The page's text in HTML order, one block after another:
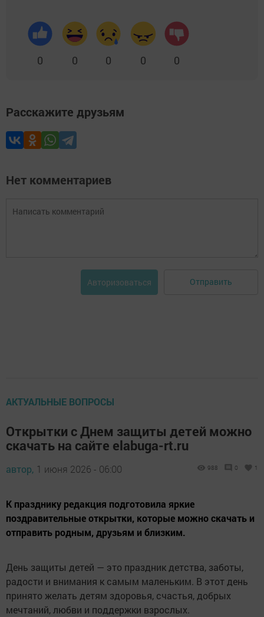
0 0 0 0 0
Расскажите друзьям
Нет комментариев
Авторизоваться Отправить
АКТУАЛЬНЫЕ ВОПРОСЫ
Открытки с Днем защиты детей можно
скачать на сайте elabuga-rt.ru
автор, 1 июня 2026 - 06:00 988 0 1
К празднику редакция подготовила яркие
поздравительные открытки, которые можно скачать и
отправить родным, друзьям и близким.
День защиты детей — это праздник детства, заботы,
радости и внимания к самым маленьким. В этот день
принято желать детям здоровья, счастья, добрых
мечтаний, любви и поддержки взрослых.